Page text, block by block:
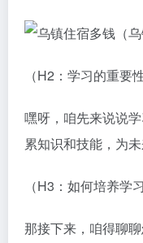
（H2：学习的重要性
嘿呀，咱先来说说
累知识和技能，为
（H3：如何培养学
那接下来，咱得聊